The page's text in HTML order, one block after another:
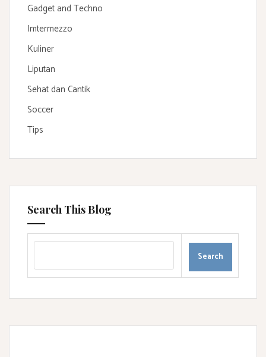
Gadget and Techno
Imtermezzo
Kuliner
Liputan
Sehat dan Cantik
Soccer
Tips
Search This Blog